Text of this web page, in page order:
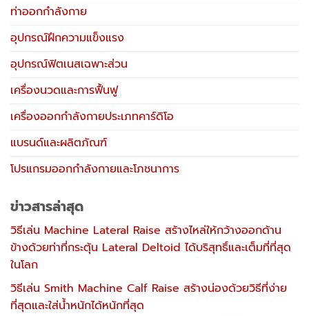
ท่าออกกำลังกาย
อุปกรณ์ฝึกความแข็งแรง
อุปกรณ์ฟิตเนสเฉพาะส่วน
เครื่องนวดและการฟื้นฟู
เครื่องออกกำลังกายประเภทคาร์ดิโอ
แบรนด์และผลิตภัณฑ์
โปรแกรมออกกำลังกายและโภชนาการ
ข่าวสารล่าสุด
วิธีเล่น Machine Lateral Raise สร้างไหล่ให้กว้างออกด้าน
ข้างด้วยท่าที่กระตุ้น Lateral Deltoid ได้บริสุทธิ์และเต็มที่ที่สุด
ในโลก
วิธีเล่น Smith Machine Calf Raise สร้างน่องด้วยวิธีที่ง่าย
ที่สุดและใส่น้ำหนักได้หนักที่สุด